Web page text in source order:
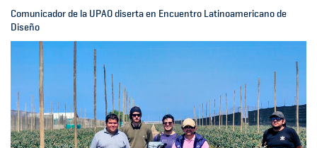
Comunicador de la UPAO diserta en Encuentro Latinoamericano de
Diseño